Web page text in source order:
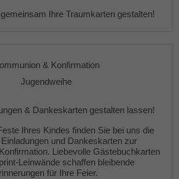
Ihre Traumkarten gestalten!
& Konfirmation
Jugendweihe
& Dankeskarten gestalten lassen!
Ihres Kindes finden Sie bei uns die
Einladungenund Dankeskartenzur
Liebevolle Gästebuchkarten
Leinwände schaffen bleibende
für Ihre Feier.